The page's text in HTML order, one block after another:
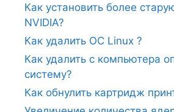
Как установить более
NVIDIA?
Как удалить ОС Linux ?
Как удалить с компьютера
систему?
Как обнулить картридж